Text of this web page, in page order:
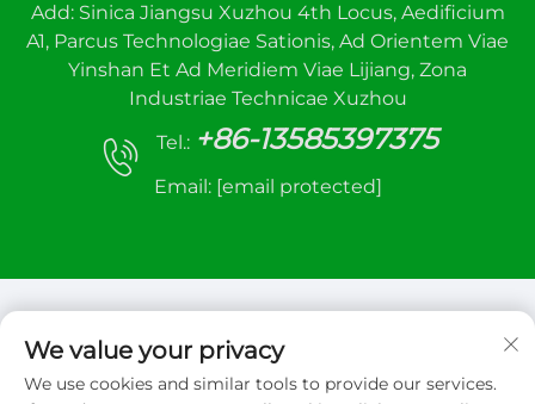
Add: Sinica Jiangsu Xuzhou 4th Locus, Aedificium
A1, Parcus Technologiae Sationis, Ad Orientem Viae
Yinshan Et Ad Meridiem Viae Lijiang, Zona
Industriae Technicae Xuzhou
Tel.: +86-13585397375
Email: [email protected]
Copyright © 2026 Xuzhou sanhe automatic
We value your privacy
We use cookies and similar tools to provide our services.